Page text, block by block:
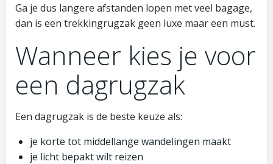
Ga je dus langere afstanden lopen met veel bagage,
dan is een trekkingrugzak geen luxe maar een must.
Wanneer kies je voor
een dagrugzak
Een dagrugzak is de beste keuze als:
je korte tot middellange wandelingen maakt
je licht bepakt wilt reizen